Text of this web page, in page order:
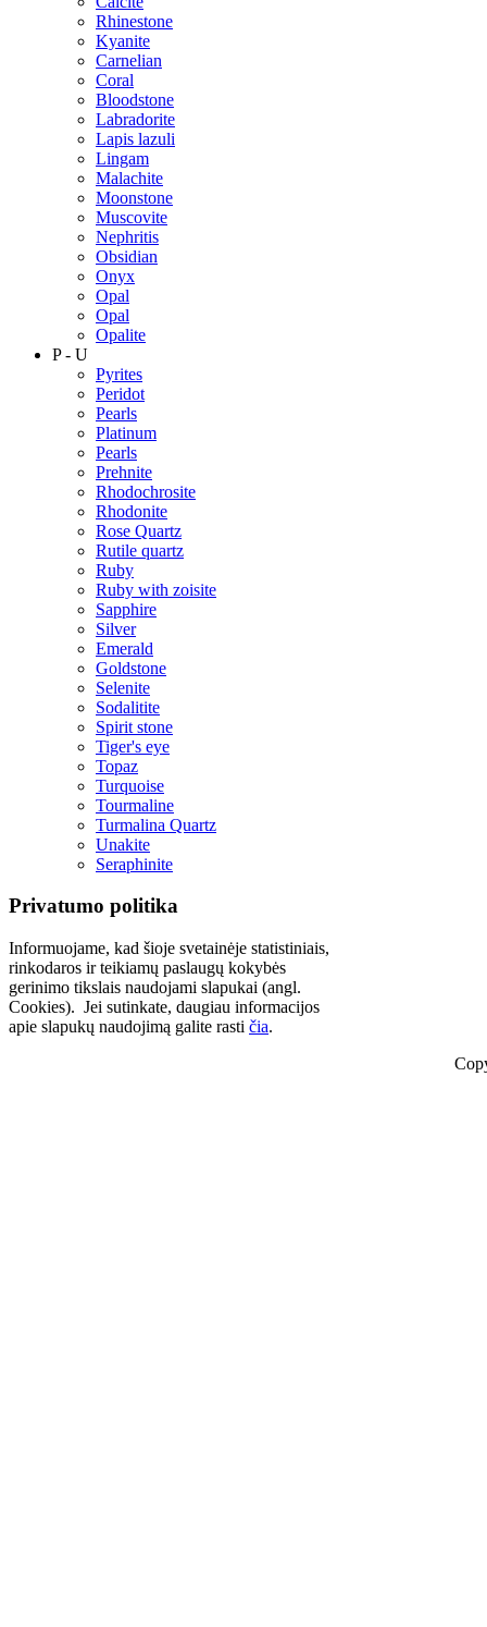
Rhinestone
Kyanite
Carnelian
Coral
Bloodstone
Labradorite
Lapis lazuli
Lingam
Malachite
Moonstone
Muscovite
Nephritis
Obsidian
Onyx
Opal
Opal
Opalite
P - U
Pyrites
Peridot
Pearls
Platinum
Pearls
Prehnite
Rhodochrosite
Rhodonite
Rose Quartz
Rutile quartz
Ruby
Ruby with zoisite
Sapphire
Silver
Emerald
Goldstone
Selenite
Sodalitite
Spirit stone
Tiger's eye
Topaz
Turquoise
Tourmaline
Turmalina Quartz
Unakite
Seraphinite
Privatumo politika
Informuojame, kad šioje svetainėje statistiniais,
rinkodaros ir teikiamų paslaugų kokybės
gerinimo tikslais naudojami slapukai (angl.
Cookies). Jei sutinkate, daugiau informacijos
apie slapukų naudojimą galite rasti čia.